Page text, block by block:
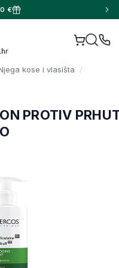
€
kose i vlasišta
PROTIV